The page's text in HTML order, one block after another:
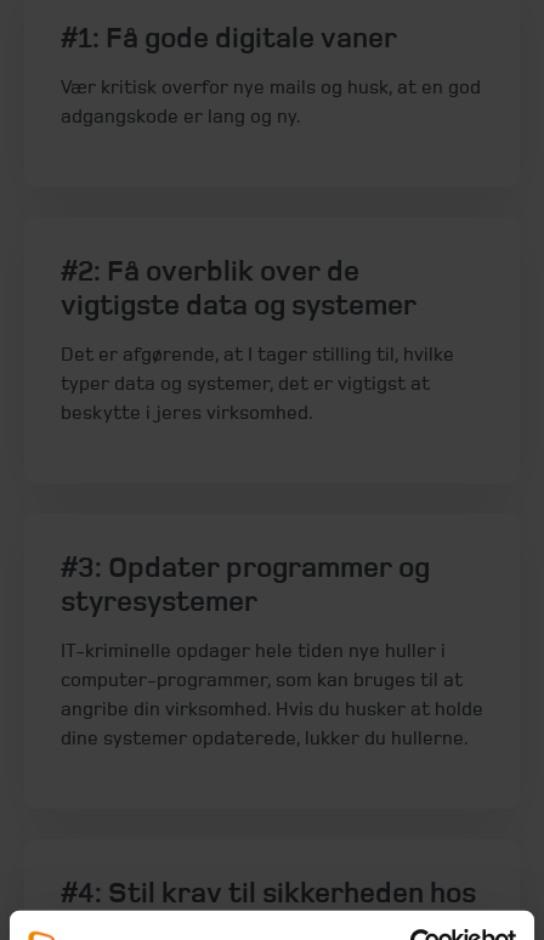
#1: Få gode digitale vaner
Vær kritisk overfor nye mails og husk, at en god
adgangskode er lang og ny.
#2: Få overblik over de
vigtigste data og systemer
Det er afgørende, at I tager stilling til, hvilke
typer data og systemer, det er vigtigst at
beskytte i jeres virksomhed.
#3: Opdater programmer og
styresystemer
IT-kriminelle opdager hele tiden nye huller i
computer-programmer, som kan bruges til at
angribe din virksomhed. Hvis du husker at holde
dine systemer opdaterede, lukker du hullerne.
#4: Stil krav til sikkerheden hos